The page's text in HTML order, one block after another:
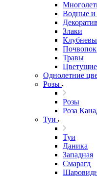
Водные и
Злаки
Травы
Цветущие
Однолетние
Розы
Розы
Роза
Туи
Туи
Даника
Западная
Смарагд